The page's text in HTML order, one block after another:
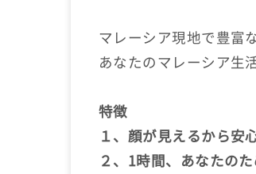
マレーシア現地で豊富
あなたのマレーシア生
特徴
１、顔が見えるから安
２、1時間、あなたの